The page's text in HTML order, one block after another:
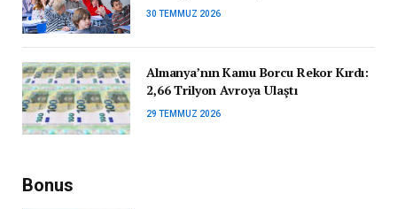
30 TEMMUZ 2026
Almanya’nın Kamu Borcu Rekor Kırdı:
2,66 Trilyon Avroya Ulaştı
29 TEMMUZ 2026
Bonus